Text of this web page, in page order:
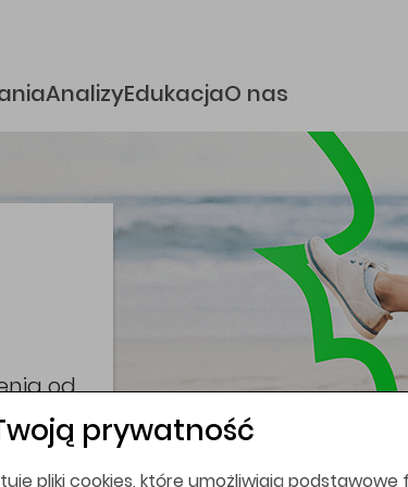
AnalizyEdukacjaO nas
prywatność
pliki cookies, które umożliwiają podstawowe